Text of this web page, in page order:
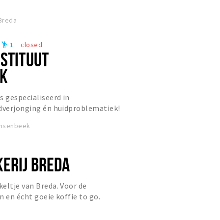
emoji_people 1 closed
gespecialiseerd in
én huidproblematiek!
BREDA
van Breda. Voor de
en écht goeie koffie to go.